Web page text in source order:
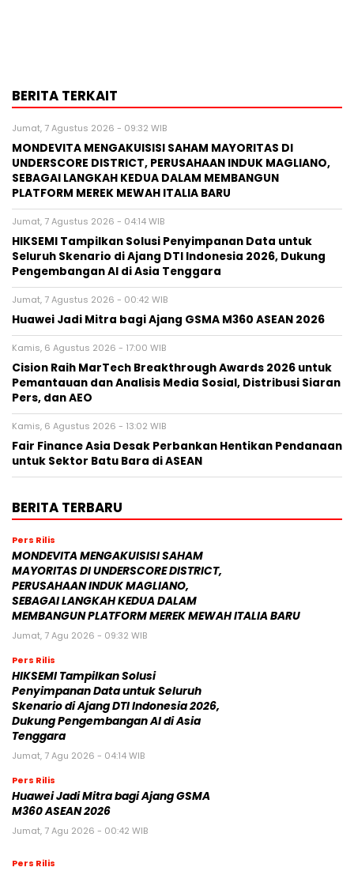
BERITA TERKAIT
Jumat, 7 Agustus 2026 - 09:32 WIB
MONDEVITA MENGAKUISISI SAHAM MAYORITAS DI
UNDERSCORE DISTRICT, PERUSAHAAN INDUK MAGLIANO,
SEBAGAI LANGKAH KEDUA DALAM MEMBANGUN
PLATFORM MEREK MEWAH ITALIA BARU
Jumat, 7 Agustus 2026 - 04:14 WIB
HIKSEMI Tampilkan Solusi Penyimpanan Data untuk
Seluruh Skenario di Ajang DTI Indonesia 2026, Dukung
Pengembangan AI di Asia Tenggara
Jumat, 7 Agustus 2026 - 00:42 WIB
Huawei Jadi Mitra bagi Ajang GSMA M360 ASEAN 2026
Kamis, 6 Agustus 2026 - 17:00 WIB
Cision Raih MarTech Breakthrough Awards 2026 untuk
Pemantauan dan Analisis Media Sosial, Distribusi Siaran
Pers, dan AEO
Kamis, 6 Agustus 2026 - 13:02 WIB
Fair Finance Asia Desak Perbankan Hentikan Pendanaan
untuk Sektor Batu Bara di ASEAN
BERITA TERBARU
Pers Rilis
MONDEVITA MENGAKUISISI SAHAM
MAYORITAS DI UNDERSCORE DISTRICT,
PERUSAHAAN INDUK MAGLIANO,
SEBAGAI LANGKAH KEDUA DALAM
MEMBANGUN PLATFORM MEREK MEWAH ITALIA BARU
Jumat, 7 Agu 2026 - 09:32 WIB
Pers Rilis
HIKSEMI Tampilkan Solusi
Penyimpanan Data untuk Seluruh
Skenario di Ajang DTI Indonesia 2026,
Dukung Pengembangan AI di Asia
Tenggara
Jumat, 7 Agu 2026 - 04:14 WIB
Pers Rilis
Huawei Jadi Mitra bagi Ajang GSMA
M360 ASEAN 2026
Jumat, 7 Agu 2026 - 00:42 WIB
Pers Rilis